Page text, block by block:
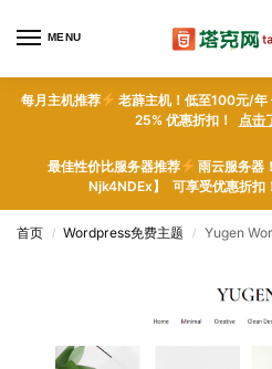
MENU
每月主机推荐
老薜主机！低至100元/
25% 优惠折扣！ 点击
最佳性价比服务器推荐
雨云服务器
Njk4NDEx】 可享受优惠折扣
首页 / Wordpress免费主题 / Yugen